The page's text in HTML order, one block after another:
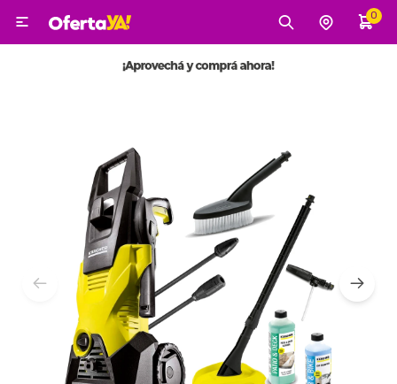
0
 MI CUENTA
Tecnología
Tv, Audio y Video
Tecnología
Gaming